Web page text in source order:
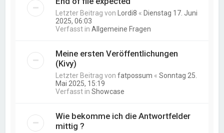
Letzter Beitrag von Lordi8 « Dienstag 17. Juni
2025, 06:03
Verfasst inAllgemeine Fragen
Meine ersten Veröffentlichungen
(Kivy)
Letzter Beitrag vonfatpossum «Sonntag 25.
Mai 2025, 15:19
Verfasst inShowcase
Wie bekomme ich die Antwortfelder
mittig ?